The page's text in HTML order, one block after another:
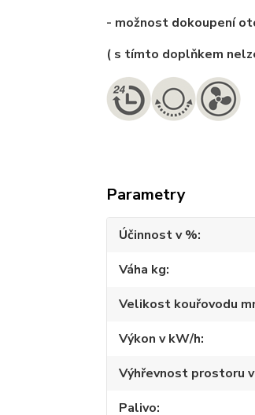
- možnost dokoupení
( s tímto doplňkem
Parametry
Účinnost v %
Váha kg
Velikost kouřovodu
Výkon v kW/h
Výhřevnost prostoru
Palivo